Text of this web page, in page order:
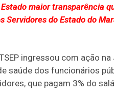
maior transparência
Servidores do Estado do
ingressou com ação
saúde dos funcionários
que pagam 3% do